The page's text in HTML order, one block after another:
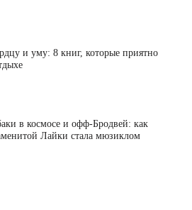
и уму: 8 книг, которые приятно
в космосе и офф-Бродвей: как
Лайки стала мюзиклом